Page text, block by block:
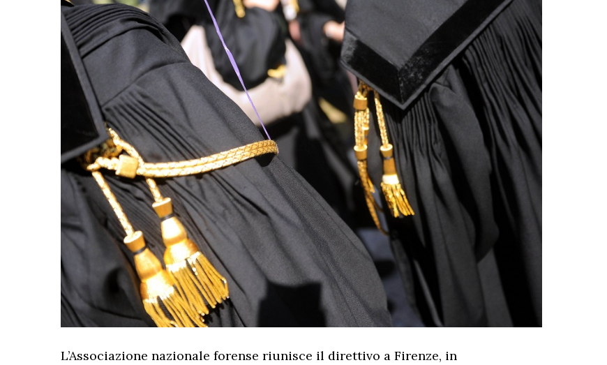
L’Associazione nazionale forense riunisce il direttivo a Firenze, in